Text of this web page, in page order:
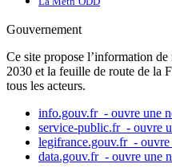
Gouvernement
Ce site propose l’information
2030 et la feuille de route de la
tous les acteurs.
info.gouv.fr - ouvre une
service-public.fr - ouvre
legifrance.gouv.fr - ouvre
data.gouv.fr - ouvre une